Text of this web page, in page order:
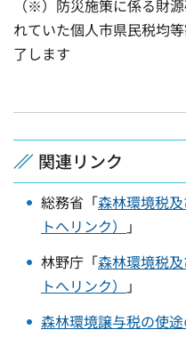
（※）防災施策に係る財
れていた個人市県民税均
了します
関連リンク
総務省「森林環境税
トへリンク）
」
林野庁「森林環境税
トへリンク）
」
森林環境譲与税の使